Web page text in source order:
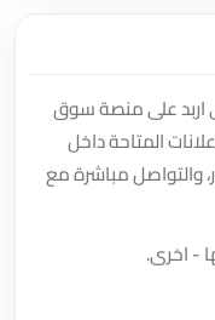
اربد على منصة سوق
المتاحة داخل
والتواصل مباشرة مع
- اخرى.